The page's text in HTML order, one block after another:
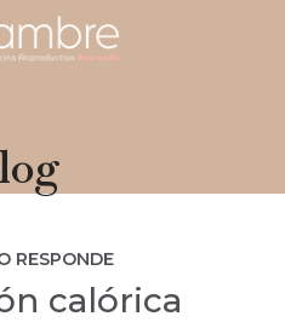
RESPONDE
calórica